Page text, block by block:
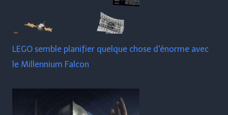
LEGO semble planifier quelque chose d'énorme avec
le Millennium Falcon